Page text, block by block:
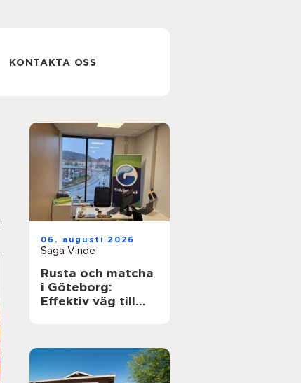
KONTAKTA OSS
06. augusti 2026
Saga Vinde
Rusta och matcha
i Göteborg:
Effektiv väg till